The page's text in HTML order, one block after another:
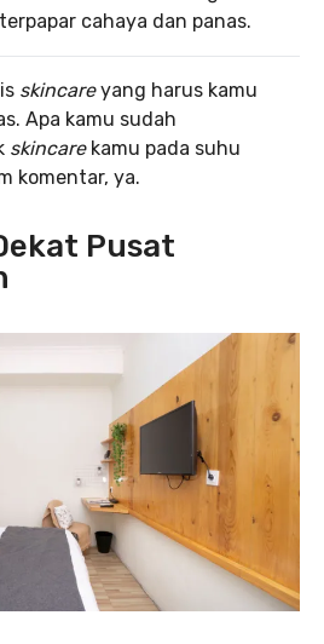
cahaya dan panas.
skincareyang harus kamu
Apa kamu sudah
skincare kamu pada suhu
komentar, ya.
Pusat